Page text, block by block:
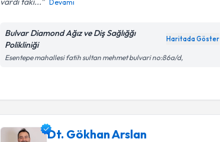
Devamı
Bulvar Diamond Ağız ve Diş Sağlığğı
Polikliniği
Haritada Göster
Esentepe mahallesi fatih sultan mehmet bulvari no:86a/d,
Dt. Gökhan Arslan